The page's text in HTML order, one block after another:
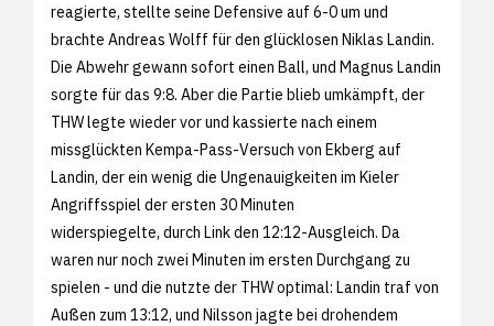
reagierte, stellte seine Defensive auf 6-0 um und
brachte Andreas Wolff für den glücklosen Niklas Landin.
Die Abwehr gewann sofort einen Ball, und Magnus Landin
sorgte für das 9:8. Aber die Partie blieb umkämpft, der
THW legte wieder vor und kassierte nach einem
missglückten Kempa-Pass-Versuch von Ekberg auf
Landin, der ein wenig die Ungenauigkeiten im Kieler
Angriffsspiel der ersten 30 Minuten
widerspiegelte, durch Link den 12:12-Ausgleich. Da
waren nur noch zwei Minuten im ersten Durchgang zu
spielen - und die nutzte der THW optimal: Landin traf von
Außen zum 13:12, und Nilsson jagte bei drohendem